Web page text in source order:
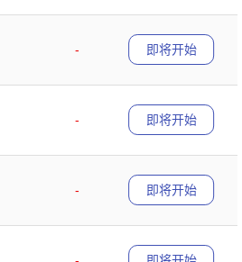
-
即将开始
-
即将开始
-
即将开始